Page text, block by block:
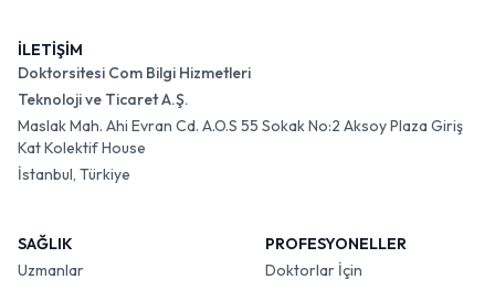
İLETİŞİM
Doktorsitesi Com Bilgi Hizmetleri
Teknoloji ve Ticaret A.Ş.
Maslak Mah. Ahi Evran Cd. A.O.S 55 Sokak No:2 Aksoy Plaza Giriş
Kat Kolektif House
İstanbul, Türkiye
SAĞLIK
Uzmanlar
PROFESYONELLER
Doktorlar İçin